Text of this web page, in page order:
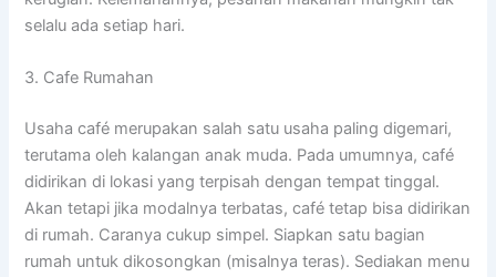
selalu ada setiap hari.
3. Cafe Rumahan
Usaha café merupakan salah satu usaha paling digemari,
terutama oleh kalangan anak muda. Pada umumnya, café
didirikan di lokasi yang terpisah dengan tempat tinggal.
Akan tetapi jika modalnya terbatas, café tetap bisa didirikan
di rumah. Caranya cukup simpel. Siapkan satu bagian
rumah untuk dikosongkan (misalnya teras). Sediakan menu